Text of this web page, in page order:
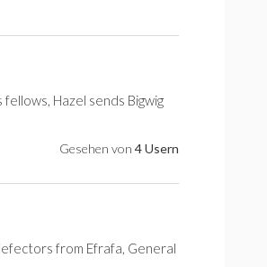
Hazel sends Bigwig
Gesehen von 4 Usern
from Efrafa, General